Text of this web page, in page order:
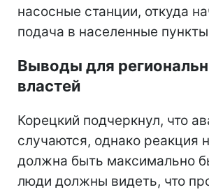
насосные станции, откуда
подача в населенные
Выводы для
властей
Корецкий подчеркнул, что
случаются, однако реакция
должна быть максимально
люди должны видеть, что